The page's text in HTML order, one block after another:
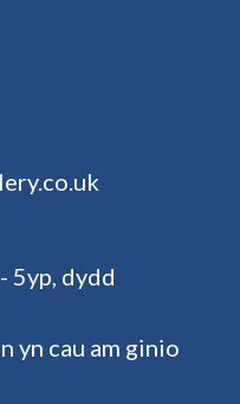
5yp, dydd
yn cau am ginio